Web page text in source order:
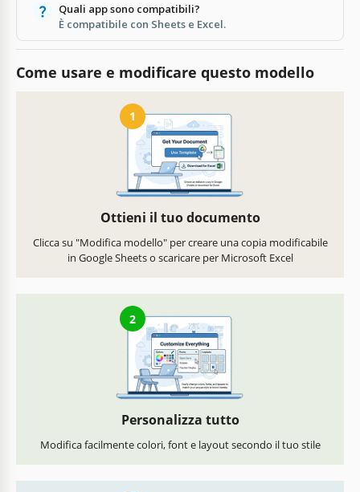
Quali app sono compatibili?
È compatibile con Sheets e Excel.
Come usare e modificare questo modello
1
Ottieni il tuo documento
Clicca su "Modifica modello" per creare una copia modificabile
in Google Sheets o scaricare per Microsoft Excel
2
Personalizza tutto
Modifica facilmente colori, font e layout secondo il tuo stile